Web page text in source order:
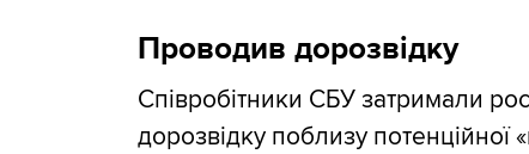
Проводив дорозвідку
Співробітники СБУ затримали
дорозвідку поблизу потенційної